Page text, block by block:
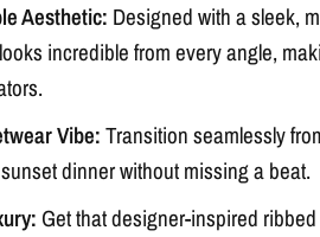
Aesthetic: Designed with a sleek,
incredible from every angle,
Vibe:Transition seamlessly
dinner without missing a beat.
Get that designer-inspired